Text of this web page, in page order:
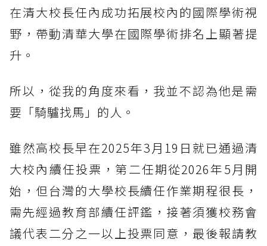
在清大校長任內成功拓展校內的國際學術視
野，帶動清華大學在國際學術排名上顯著提
升。
所以，從我的角度來看，我並不認為他是需
要「騎驢找馬」的人。
雖然高校長早在2025年3月19日就已通過清
大校內續任投票，第二任期從2026年5月開
始，但台灣的大學校長續任作業期程很長，
需先經過教育部續任評鑑，接著須獲校務會
議代表二分之一以上投票同意，最後報請教